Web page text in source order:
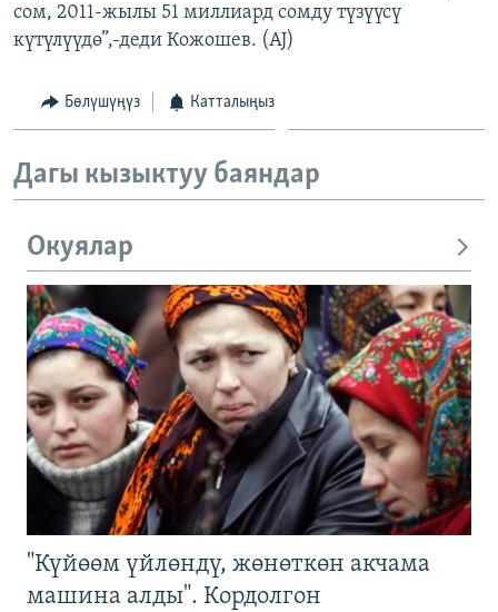
сом, 2011-жылы 51 миллиард сомду түзүүсү
күтүлүүдө”,-деди Кожошев. (AJ)
Бөлүшүңүз Катталыңыз
Дагы кызыктуу баяндар
Окуялар
"Күйөөм үйлөндү, жөнөткөн акчама
машина алды". Кордолгон